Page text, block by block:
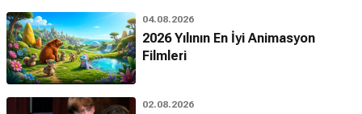
04.08.2026
2026 Yılının En İyi Animasyon
Filmleri
02.08.2026